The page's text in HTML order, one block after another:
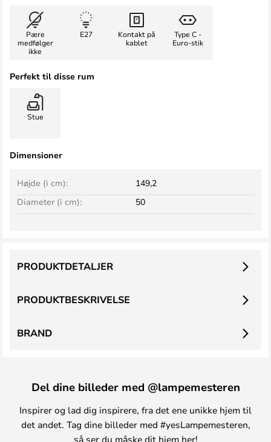
Pære
medfølger
ikke
E27
Kontakt på
kablet
Type C -
Euro-stik
Perfekt til disse rum
Stue
Dimensioner
Højde (i cm):
149,2
Diameter (i cm):
50
PRODUKTBESKRIVELSE
PRODUKTDETALJER
BRAND
Del dine billeder med @lampemesteren
Inspirer og lad dig inspirere, fra det ene unikke hjem til
det andet. Tag dine billeder med #yesLampemesteren,
så ser du måske dit hjem her!